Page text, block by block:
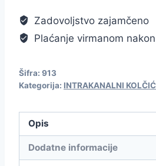
Zadovoljstvo zajamčeno
Plaćanje virmanom
Šifra: 913
Kategorija: INTRAKANALNI
Opis
Dodatne informacije